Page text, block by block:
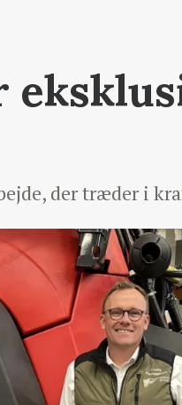
der træder i